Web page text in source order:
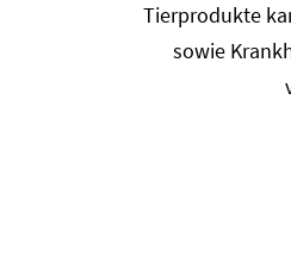
Tierprodukte
sowie